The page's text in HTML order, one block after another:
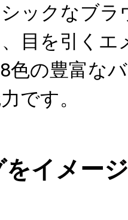
ックなブ
目を引くエ
色の豊富な
です。
イメー